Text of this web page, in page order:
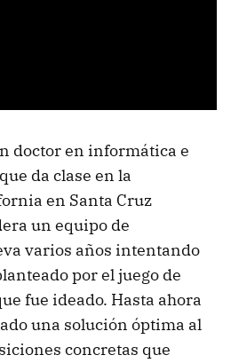
doctor en informática e
da clase en la
en Santa Cruz
un equipo de
varios años intentando
por el juego de
fue ideado. Hasta ahora
una solución óptima al
concretas que